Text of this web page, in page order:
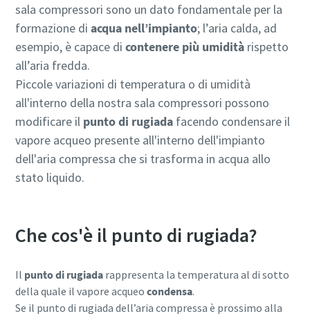
Riduzione delle emissioni di carbonio per una produzione
Per saperne di più
sala compressori sono un dato fondamentale per la
formazione di acqua nell’impianto; l’aria calda, ad
esempio, è capace di contenere più umidità rispetto
all’aria fredda.
Piccole variazioni di temperatura o di umidità
all'interno della nostra sala compressori possono
modificare il punto di rugiada facendo condensare il
vapore acqueo presente all'interno dell'impianto
dell'aria compressa che si trasforma in acqua allo
stato liquido.
Che cos'è il punto di rugiada?
Il punto di rugiadarappresenta la temperatura al di sotto
della quale il vapore acqueo condensa.
Se il punto di rugiada dell’aria compressa è prossimo alla